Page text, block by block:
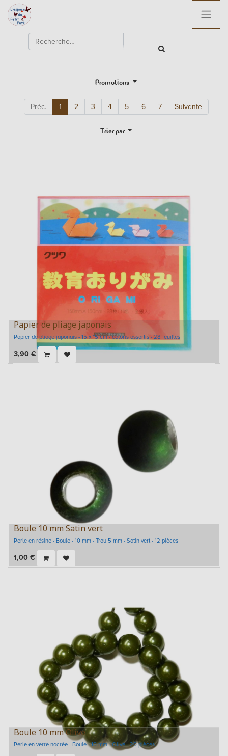
Promotions
Préc. 1 2 3 4 5 6 7 Suivante
Trier par
Papier de pliage japonais
Papier de pliage japonais - 15 x 15 cm - coloris assortis - 28 feuilles
3,90 €
Boule 10 mm Satin vert
Perle en résine - Boule - 10 mm - Trou 5 mm - Satin vert - 12 pièces
1,00 €
Boule 10 mm Olive
Perle en verre nacrée - Boule - 10 mm - Olive - 20 pièces